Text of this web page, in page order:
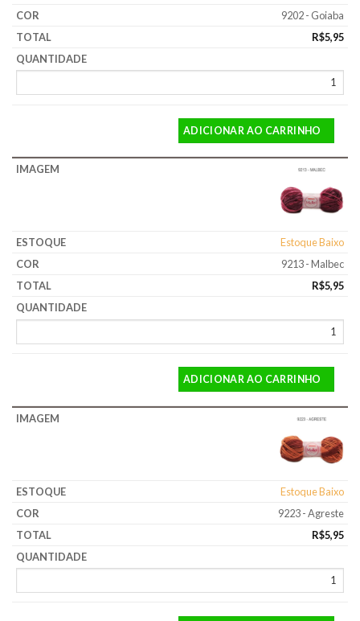
9202 - Goiaba
R$5,95
ADICIONAR AO CARRINHO
Estoque Baixo
9213 - Malbec
R$5,95
ADICIONAR AO CARRINHO
Estoque Baixo
9223 - Agreste
R$5,95